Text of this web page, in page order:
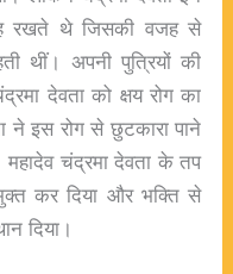
रखते थे जिसकी वजह से
थीं। अपनी पुत्रियों की
देवता को क्षय रोग का
ने इस रोग से छुटकारा पाने
चंद्रमा देवता के तप
कर दिया और भक्ति से
दिया।